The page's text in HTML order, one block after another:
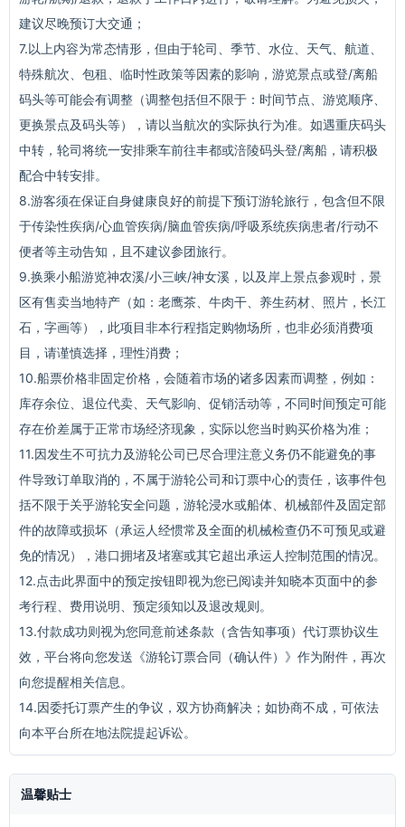
建议尽晚预订大交通；
7.以上内容为常态情形，但由于轮司、季节、水位、天气、航道、
特殊航次、包租、临时性政策等因素的影响，游览景点或登/离船
码头等可能会有调整（调整包括但不限于：时间节点、游览顺序、
更换景点及码头等），请以当航次的实际执行为准。如遇重庆码头
中转，轮司将统一安排乘车前往丰都或涪陵码头登/离船，请积极
配合中转安排。
8.游客须在保证自身健康良好的前提下预订游轮旅行，包含但不限
于传染性疾病/心血管疾病/脑血管疾病/呼吸系统疾病患者/行动不
便者等主动告知，且不建议参团旅行。
9.换乘小船游览神农溪/小三峡/神女溪，以及岸上景点参观时，景
区有售卖当地特产（如：老鹰茶、牛肉干、养生药材、照片，长江
石，字画等），此项目非本行程指定购物场所，也非必须消费项
目，请谨慎选择，理性消费；
10.船票价格非固定价格，会随着市场的诸多因素而调整，例如：
库存余位、退位代卖、天气影响、促销活动等，不同时间预定可能
存在价差属于正常市场经济现象，实际以您当时购买价格为准；
11.因发生不可抗力及游轮公司已尽合理注意义务仍不能避免的事
件导致订单取消的，不属于游轮公司和订票中心的责任，该事件包
括不限于关乎游轮安全问题，游轮浸水或船体、机械部件及固定部
件的故障或损坏（承运人经惯常及全面的机械检查仍不可预见或避
免的情况），港口拥堵及堵塞或其它超出承运人控制范围的情况。
12.点击此界面中的预定按钮即视为您已阅读并知晓本页面中的参
考行程、费用说明、预定须知以及退改规则。
13.付款成功则视为您同意前述条款（含告知事项）代订票协议生
效，平台将向您发送《游轮订票合同（确认件）》作为附件，再次
向您提醒相关信息。
14.因委托订票产生的争议，双方协商解决；如协商不成，可依法
向本平台所在地法院提起诉讼。
温馨贴士